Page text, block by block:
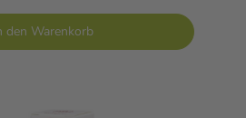
den Warenkorb